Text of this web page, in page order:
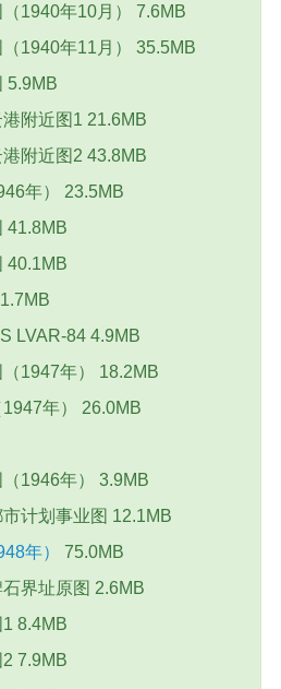
1940年10月） 7.6MB
1940年11月） 35.5MB
5.9MB
附近图1 21.6MB
附近图2 43.8MB
年） 23.5MB
41.8MB
40.1MB
LVAR-84 4.9MB
1947年） 18.2MB
年） 26.0MB
1946年） 3.9MB
计划事业图 12.1MB
年）
75.0MB
界址原图 2.6MB
8.4MB
7.9MB